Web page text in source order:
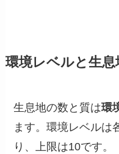
環境レベルと生息
生息地の数と質は環
ます。環境レベルは
り、上限は10です。